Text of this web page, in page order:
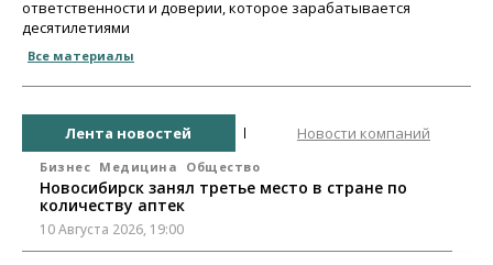
ответственности и доверии, которое зарабатывается
десятилетиями
Все материалы
Лента новостей Новости компаний
Бизнес Медицина Общество
Новосибирск занял третье место в стране по
количеству аптек
10 Августа 2026, 19:00